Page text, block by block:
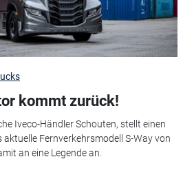
kommt zurück!
Iveco-Händler Schouten, stellt einen
Fernverkehrsmodell S-Way von
an eine Legende an.